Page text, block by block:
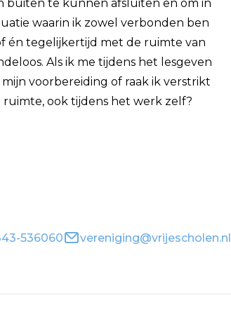
buiten te kunnen afsluiten en om in
waarin ik zowel verbonden ben
én tegelijkertijd met de ruimte van
Als ik me tijdens het lesgeven
voorbereiding of raak ik verstrikt
ruimte, ook tijdens het werk zelf?
536060 vereniging@vrijescholen.nl